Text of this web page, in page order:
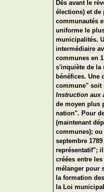
Dès avant le
élections) et de
communautés
uniforme le
municipalités.
intermédiaire
communes en
s'inquiète de la
bénéfices. Une
commune" soit
Instruction aux
de moyen plus
nation". Pour
(maintenant
communes);
septembre
représentatif";
créées entre
mélanger pour
la formation
la Loi